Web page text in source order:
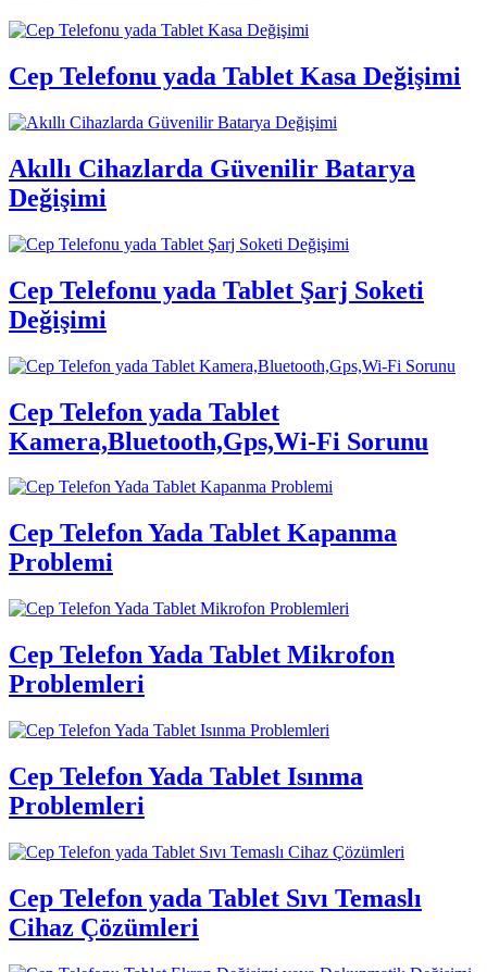
Cep Telefonu yada Tablet Kasa Değişimi
Akıllı Cihazlarda Güvenilir Batarya
Değişimi
Cep Telefonu yada Tablet Şarj Soketi
Değişimi
Cep Telefon yada Tablet
Kamera,Bluetooth,Gps,Wi-Fi Sorunu
Cep Telefon Yada Tablet Kapanma
Problemi
Cep Telefon Yada Tablet Mikrofon
Problemleri
Cep Telefon Yada Tablet Isınma
Problemleri
Cep Telefon yada Tablet Sıvı Temaslı
Cihaz Çözümleri